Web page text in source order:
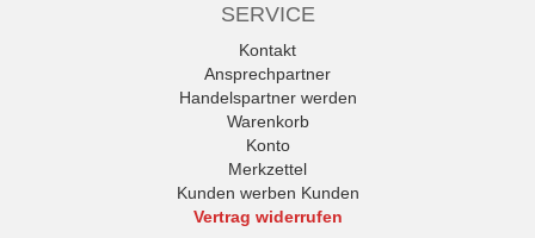
SERVICE
Kontakt
Ansprechpartner
Handelspartner werden
Warenkorb
Konto
Merkzettel
Kunden werben Kunden
Vertrag widerrufen